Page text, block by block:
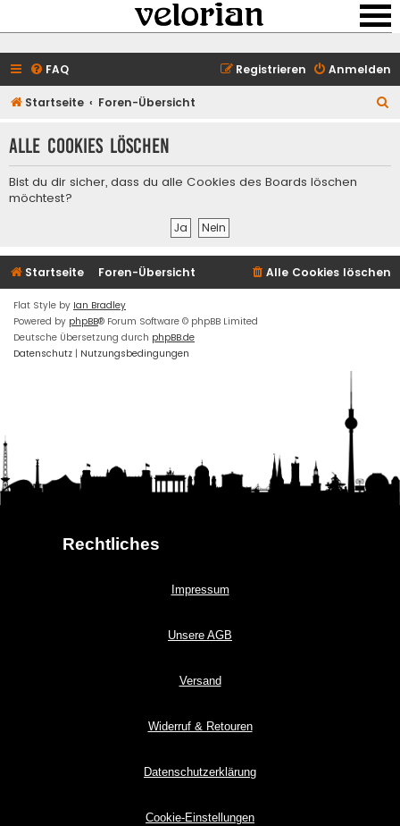
FAQ Anmelden
Registrieren
Startseite Foren-Übersicht
h
Alle Cookies löschen
Bist du dir sicher, dass du alle Cookies des Boards löschen
möchtest?
Startseite Foren-Übersicht Alle Cookies löschen
Flat Style by Ian Bradley
Powered by phpBB® Forum Software © phpBB Limited
Deutsche Übersetzung durch phpBB.de
Datenschutz | Nutzungsbedingungen
Rechtliches
Impressum
Unsere AGB
Versand
Widerruf & Retouren
Datenschutzerklärung
Cookie-Einstellungen